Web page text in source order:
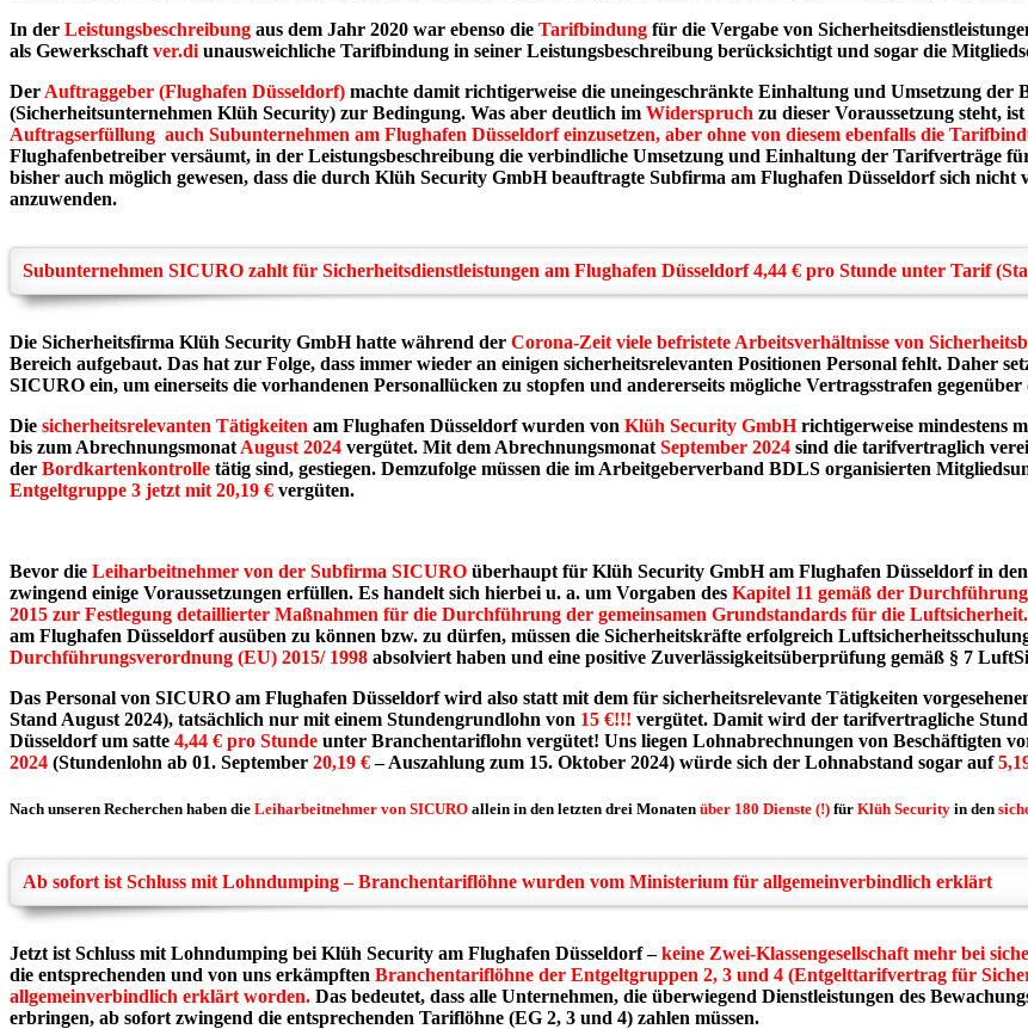
In der Leistungsbeschreibung aus dem Jahr 2020 war ebenso die Tarifbindung für die Vergabe von
als Gewerkschaft ver.di unausweichliche Tarifbindung in seiner Leistungsbeschreibung berücksichtigt und sogar die
Der Auftraggeber (Flughafen Düsseldorf) machte damit richtigerweise die uneingeschränkte Einhaltung und Umsetzung
(Sicherheitsunternehmen Klüh Security) zur Bedingung. Was aber deutlich im Widerspruch zu dieser Voraussetzung steht,
Auftragserfüllung auch Subunternehmen am Flughafen Düsseldorf einzusetzen, aber ohne von diesem ebenfalls die
Flughafenbetreiber versäumt, in der Leistungsbeschreibung die verbindliche Umsetzung und Einhaltung der Tarifverträge
bisher auch möglich gewesen, dass die durch Klüh Security GmbH beauftragte Subfirma am Flughafen Düsseldorf sich
anzuwenden.
Subunternehmen SICURO zahlt für Sicherheitsdienstleistungen am Flughafen Düsseldorf 4,44 € pro Stunde unter Tarif
Die Sicherheitsfirma Klüh Security GmbH hatte während der Corona-Zeit viele befristete Arbeitsverhältnisse von
Bereich aufgebaut. Das hat zur Folge, dass immer wieder an einigen sicherheitsrelevanten Positionen Personal fehlt. Daher
SICURO ein, um einerseits die vorhandenen Personallücken zu stopfen und andererseits mögliche Vertragsstrafen
Die sicherheitsrelevanten Tätigkeiten am Flughafen Düsseldorf wurden von Klüh Security GmbHrichtigerweise mindestens
bis zum Abrechnungsmonat August 2024 vergütet. Mit dem Abrechnungsmonat September 2024 sind die tarifvertraglich
der Bordkartenkontrolle tätig sind, gestiegen. Demzufolge müssen die im Arbeitgeberverband BDLS organisierten
Entgeltgruppe 3 jetzt mit 20,19 € vergüten.
Bevor die Leiharbeitnehmer von der Subfirma SICURO überhaupt für Klüh Security GmbH am Flughafen Düsseldorf in
zwingend einige Voraussetzungen erfüllen. Es handelt sich hierbei u. a. um Vorgaben des Kapitel 11 gemäß der
2015 zur Festlegung detaillierter Maßnahmen für die Durchführung der gemeinsamen Grundstandards für die Luftsicherheit.
am Flughafen Düsseldorf ausüben zu können bzw. zu dürfen, müssen die Sicherheitskräfte erfolgreich
Durchführungsverordnung (EU) 2015/ 1998 absolviert haben und eine positive Zuverlässigkeitsüberprüfung gemäß § 7
Das Personal von SICURO am Flughafen Düsseldorf wird also statt mit dem für sicherheitsrelevante Tätigkeiten
Stand August 2024), tatsächlich nur mit einem Stundengrundlohn von 15 €!!! vergütet. Damit wird der tarifvertragliche
Düsseldorf um satte 4,44 € pro Stunde unter Branchentariflohn vergütet! Uns liegen Lohnabrechnungen von Beschäftigten
2024 (Stundenlohn ab 01. September 20,19 €– Auszahlung zum 15. Oktober 2024) würde sich der Lohnabstand sogar auf
Nach unseren Recherchen haben die Leiharbeitnehmer von SICURO allein in den letzten drei Monaten über 180 Dienste (!) für Klüh Security in den
Ab sofort ist Schluss mit Lohndumping – Branchentariflöhne wurden vom Ministerium für allgemeinverbindlich erklärt
Jetzt ist Schluss mit Lohndumping bei Klüh Security am Flughafen Düsseldorf –keine Zwei-Klassengesellschaft mehr bei
die entsprechenden und von uns erkämpften Branchentariflöhne der Entgeltgruppen 2, 3 und 4 (Entgelttarifvertrag für
allgemeinverbindlich erklärt worden. Das bedeutet, dass alle Unternehmen, die überwiegend Dienstleistungen des
erbringen, ab sofort zwingend die entsprechenden Tariflöhne (EG 2, 3 und 4) zahlen müssen.